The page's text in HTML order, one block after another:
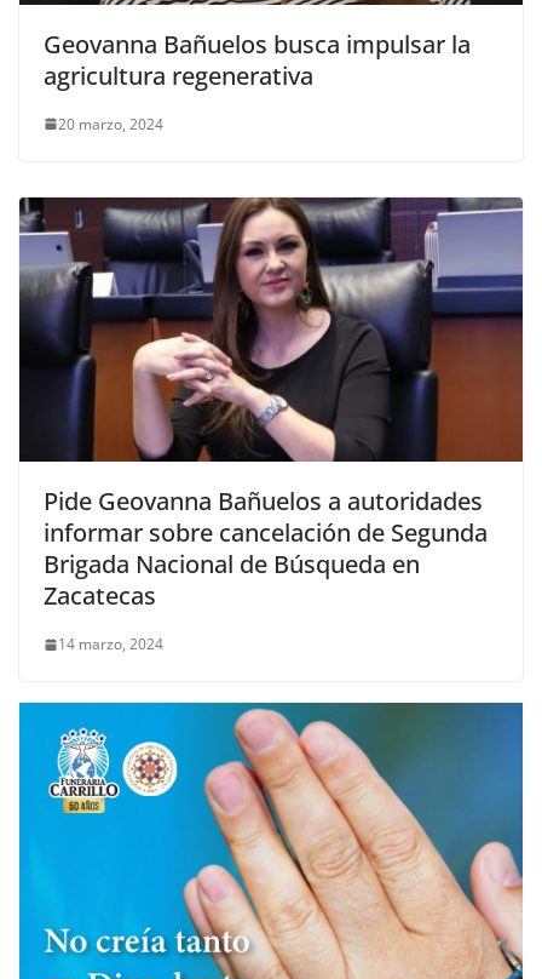
Geovanna Bañuelos busca impulsar la
agricultura regenerativa
20 marzo, 2024
Pide Geovanna Bañuelos a autoridades
informar sobre cancelación de Segunda
Brigada Nacional de Búsqueda en
Zacatecas
14 marzo, 2024